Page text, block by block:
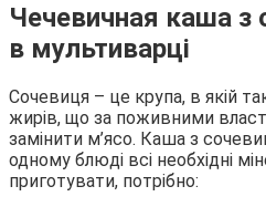
Чечевичная каша з
в мультиварці
Сочевиця – це крупа, в якій
жирів, що за поживними
замінити м’ясо. Каша з
одному блюді всі необхідні
приготувати, потрібно: